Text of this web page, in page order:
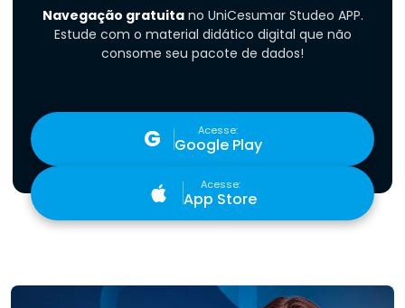
Navegação gratuitano UniCesumar Studeo APP.
Estude com o material didático digital que não
consome seu pacote de dados!
G Acesse:
Google Play
Acesse:
App Store